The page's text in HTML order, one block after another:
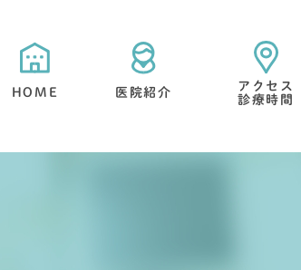
HOME 医院紹介
アクセス
診療時間
矯正治
マウス